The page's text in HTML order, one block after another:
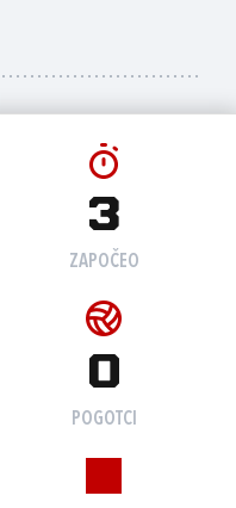
3
ZAPOČEO
0
POGOTCI